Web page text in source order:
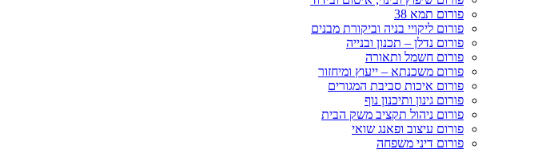
פורום תמא 38
פורום ליקויי בניה וביקורת מבנים
פורום נדלן – תכנון ובנייה
פורום חשמל ותאורה
פורום משכנתא – ייעוץ ומיחזור
פורום איכות סביבת המגורים
פורום גינון ותיכנון נוף
פורום ניהול תקציב משק הבית
פורום עיצוב ופאנג שואי
פורום דיני משפחה